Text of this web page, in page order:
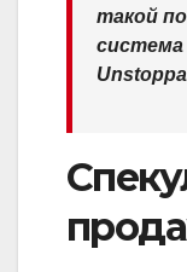
такой